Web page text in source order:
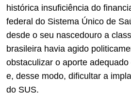
histórica insuficiência do
federal do Sistema Único de
desde o seu nascedouro a
brasileira havia agido
obstaculizar o aporte
e, desse modo, dificultar a
do SUS.